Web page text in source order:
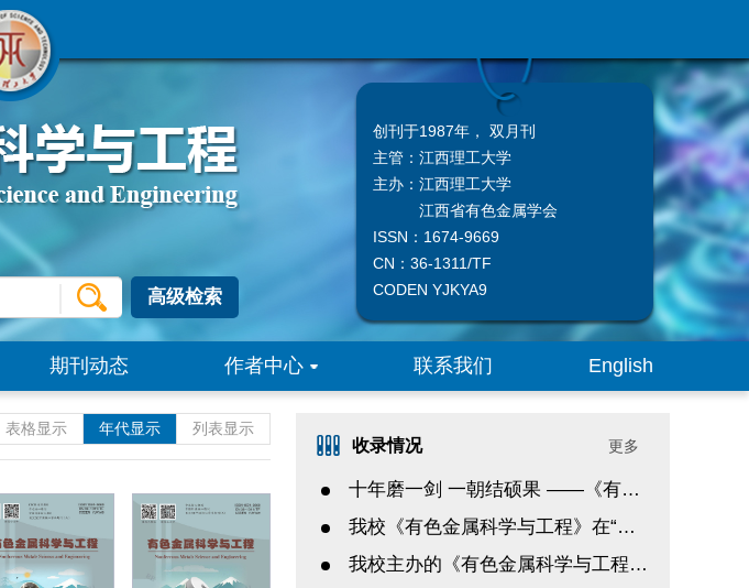
高级检索
创刊于1987年， 双月刊
主管： 江西理工大学
主办： 江西理工大学
江西省有色金属学会
ISSN：1674-9669
CN：36-1311/TF
CODEN YJKYA9
期刊动态 作者中心 联系我们 English
表格显示 年代显示 列表显示
收录情况 更多
十年磨一剑 一朝结硕果 ——《有色金属科学与工程》入选中文核心期刊
我校《有色金属科学与工程》在“分领域发布我国高质量科技期刊分级目录”中荣登多个学科榜单
我校主办的《有色金属科学与工程》被评为“第七届华东地区优秀期刊”